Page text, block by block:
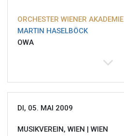
ORCHESTER WIENER AKADEMIE
MARTIN HASELBÖCK
OWA
DI, 05. MAI 2009
MUSIKVEREIN, WIEN | WIEN